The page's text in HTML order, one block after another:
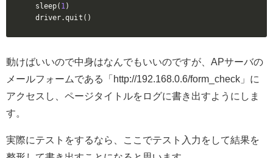
sleep( 1)
driver.quit ( )
動けばいいので中身はなんでもいいのですが、APサーバの
メールフォームである「http://192.168.0.6/form_check」に
アクセスし、ページタイトルをログに書き出すようにしま
す。
実際にテストをするなら、ここでテスト入力をして結果を